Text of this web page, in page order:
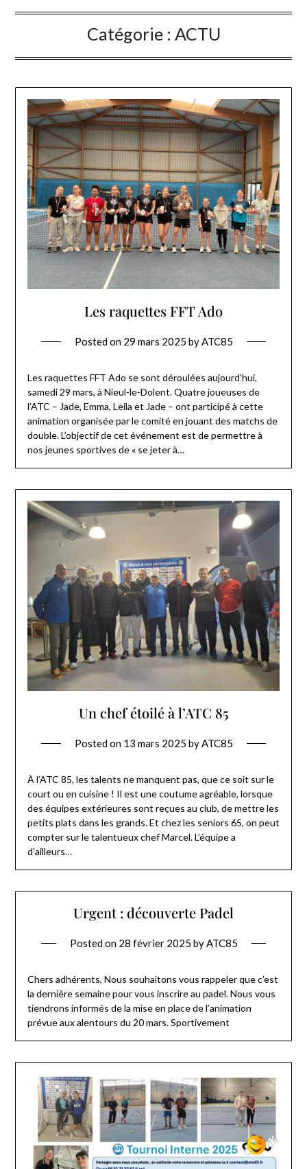
Catégorie : ACTU
Les raquettes FFT Ado
Posted on 29 mars 2025 byATC85
Les raquettes FFT Ado se sont déroulées aujourd’hui,
samedi 29 mars, à Nieul-le-Dolent. Quatre joueuses de
l’ATC – Jade, Emma, Leila et Jade – ont participé à cette
animation organisée par le comité en jouant des matchs de
double. L’objectif de cet événement est de permettre à
nos jeunes sportives de « se jeter à…
Un chef étoilé à l’ATC 85
Posted on 13 mars 2025 byATC85
À l’ATC 85, les talents ne manquent pas, que ce soit sur le
court ou en cuisine ! Il est une coutume agréable, lorsque
des équipes extérieures sont reçues au club, de mettre les
petits plats dans les grands. Et chez les seniors 65, on peut
compter sur le talentueux chef Marcel. L’équipe a
d’ailleurs…
Urgent : découverte Padel
Posted on 28 février 2025 byATC85
Chers adhérents, Nous souhaitons vous rappeler que c’est
la dernière semaine pour vous inscrire au padel. Nous vous
tiendrons informés de la mise en place de l’animation
prévue aux alentours du 20 mars. Sportivement